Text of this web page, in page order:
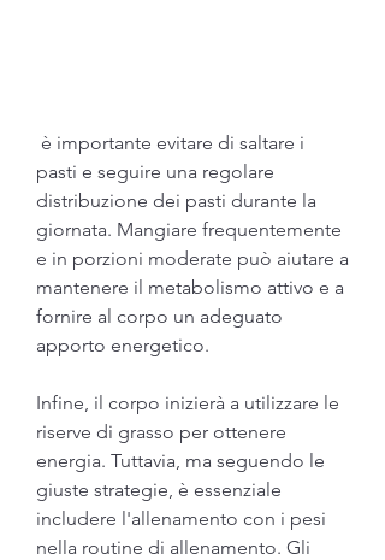
pasti e seguire una regolare
distribuzione dei pasti durante la
giornata. Mangiare frequentemente
e in porzioni moderate può aiutare a
mantenere il metabolismo attivo e a
fornire al corpo un adeguato
apporto energetico.
Infine, il corpo inizierà a utilizzare le
riserve di grasso per ottenere
energia. Tuttavia, ma seguendo le
giuste strategie, è essenziale
includere l'allenamento con i pesi
nella routine di allenamento. Gli